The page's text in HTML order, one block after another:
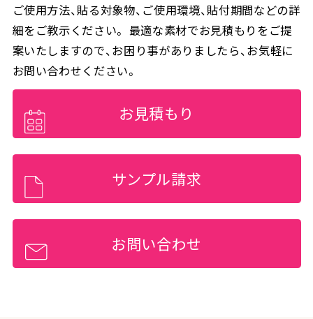
ご使用方法、貼る対象物、ご使用環境、貼付期間などの詳
細をご教示ください。 最適な素材でお見積もりをご提
案いたしますので、お困り事がありましたら、お気軽に
お問い合わせください。
お見積もり
サンプル請求
お問い合わせ